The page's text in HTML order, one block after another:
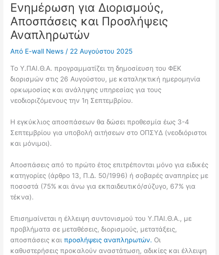
Ενημέρωση για Διορισμούς,
Αποσπάσεις και Προσλήψεις
Αναπληρωτών
Από E-wall News/ 22 Αυγούστου 2025
Το Υ.ΠΑΙ.Θ.Α. προγραμματίζει τη δημοσίευση του ΦΕΚ
διορισμών στις 26 Αυγούστου, με καταληκτική ημερομηνία
ορκωμοσίας και ανάληψης υπηρεσίας για τους
νεοδιοριζόμενους την 1η Σεπτεμβρίου.
Η εγκύκλιος αποσπάσεων θα δώσει προθεσμία έως 3-4
Σεπτεμβρίου για υποβολή αιτήσεων στο ΟΠΣΥΔ (νεοδιόριστοι
και μόνιμοι).
Αποσπάσεις από το πρώτο έτος επιτρέπονται μόνο για ειδικές
κατηγορίες (άρθρο 13, Π.Δ. 50/1996) ή σοβαρές αναπηρίες με
ποσοστά (75% και άνω για εκπαιδευτικό/σύζυγο, 67% για
τέκνα).
Επισημαίνεται η έλλειψη συντονισμού του Υ.ΠΑΙ.Θ.Α., με
προβλήματα σε μεταθέσεις, διορισμούς, μετατάξεις,
αποσπάσεις καιπροσλήψεις αναπληρωτών. Οι
καθυστερήσεις προκαλούν αναστάτωση, αδικίες και έλλειψη